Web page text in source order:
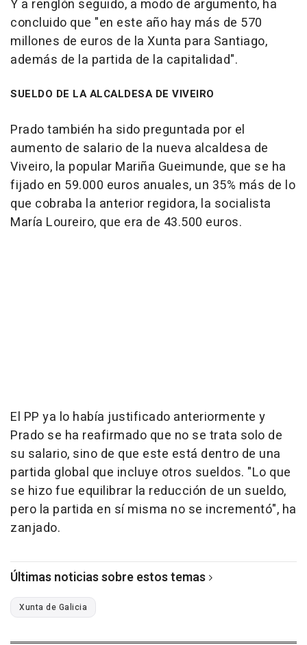
Y a renglón seguido, a modo de argumento, ha
concluido que "en este año hay más de 570
millones de euros de la Xunta para Santiago,
además de la partida de la capitalidad".
SUELDO DE LA ALCALDESA DE VIVEIRO
Prado también ha sido preguntada por el
aumento de salario de la nueva alcaldesa de
Viveiro, la popular Mariña Gueimunde, que se ha
fijado en 59.000 euros anuales, un 35% más de lo
que cobraba la anterior regidora, la socialista
María Loureiro, que era de 43.500 euros.
El PP ya lo había justificado anteriormente y
Prado se ha reafirmado que no se trata solo de
su salario, sino de que este está dentro de una
partida global que incluye otros sueldos. "Lo que
se hizo fue equilibrar la reducción de un sueldo,
pero la partida en sí misma no se incrementó", ha
zanjado.
Últimas noticias sobre estos temas
Xunta de Galicia